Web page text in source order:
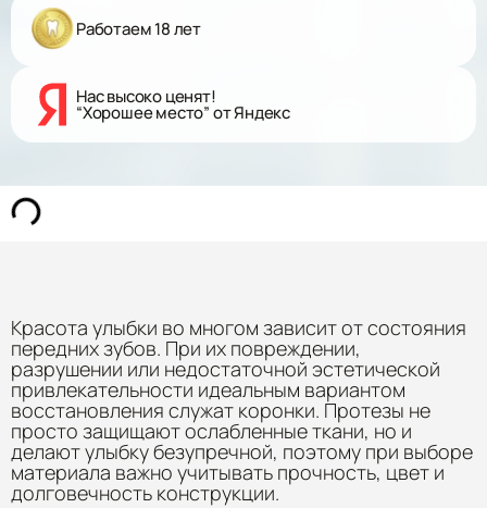
Работаем 18 лет
Нас высоко ценят!
“Хорошее место” от Яндекс
Красота улыбки во многом зависит от состояния
передних зубов. При их повреждении,
разрушении или недостаточной эстетической
привлекательности идеальным вариантом
восстановления служат коронки. Протезы не
просто защищают ослабленные ткани, но и
делают улыбку безупречной, поэтому при выборе
материала важно учитывать прочность, цвет и
долговечность конструкции.